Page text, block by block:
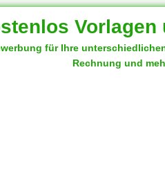
Vorlagen
für Ihre
Rechnung und